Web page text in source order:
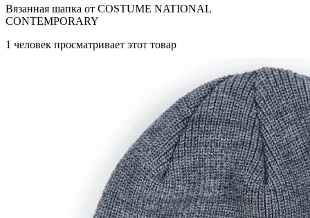
Вязанная шапка от COSTUME NATIONAL
CONTEMPORARY
1 человек просматривает этот товар